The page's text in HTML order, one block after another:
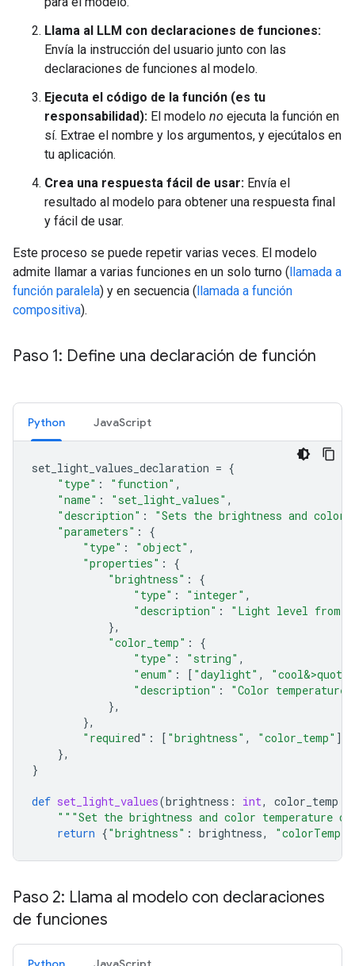
Llama al LLM con declaraciones de funciones:
Envía la instrucción del usuario junto con las
declaraciones de funciones al modelo.
Ejecuta el código de la función (es tu
responsabilidad): El modelo no ejecuta la función en
sí. Extrae el nombre y los argumentos, y ejecútalos en
tu aplicación.
Crea una respuesta fácil de usar: Envía el
resultado al modelo para obtener una respuesta final
y fácil de usar.
Este proceso se puede repetir varias veces. El modelo
admite llamar a varias funciones en un solo turno ( llamada a
función paralela) y en secuencia ( llamada a función
compositiva).
Paso 1: Define una declaración de función
Python JavaScript
set_light_values_declaration = {
"type" : "function" ,
"name" : "set_light_values" ,
"description" :
"Sets the brightness and
"parameters" :
{
"type" : "object" ,
"properties" :
{
"brightness" :
{
"type" : "integer" ,
"description" :
"Light level from
},
"color_temp" :
{
"type" : "string" ,
"enum" : [ "daylight" , "cool&>quot;
"description" : "Color temperature"
},
},
"required" : [ "brightness" , "color_temp" ],
},
}
def set_light_values(brightness : int, color_temp
"""Set the brightness and color temperature
return {"brightness" : brightness,
Paso 2: Llama al modelo con declaraciones
de funciones